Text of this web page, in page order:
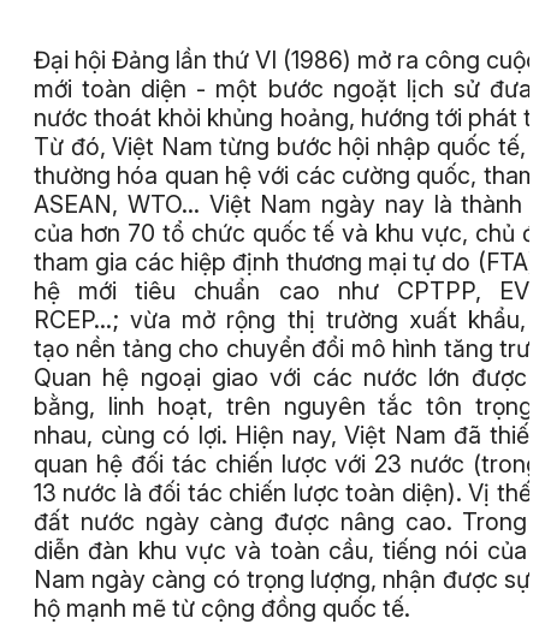
Đại hội Đảng lần thứ VI (1986) mở ra công
mới toàn diện - một bước ngoặt lịch sử
nước thoát khỏi khủng hoảng, hướng tới phát
Từ đó, Việt Nam từng bước hội nhập quốc tế,
thường hóa quan hệ với các cường quốc,
ASEAN, WTO... Việt Nam ngày nay là thành
của hơn 70 tổ chức quốc tế và khu vực, chủ
tham gia các hiệp định thương mại tự do
hệ mới tiêu chuẩn cao như CPTPP,
RCEP…; vừa mở rộng thị trường xuất khẩu,
tạo nền tảng cho chuyển đổi mô hình tăng
Quan hệ ngoại giao với các nước lớn được
bằng, linh hoạt, trên nguyên tắc tôn
nhau, cùng có lợi. Hiện nay, Việt Nam đã
quan hệ đối tác chiến lược với 23 nước
13 nước là đối tác chiến lược toàn diện). Vị thế
đất nước ngày càng được nâng cao. Trong
diễn đàn khu vực và toàn cầu, tiếng nói của
Nam ngày càng có trọng lượng, nhận được sự
hộ mạnh mẽ từ cộng đồng quốc tế.